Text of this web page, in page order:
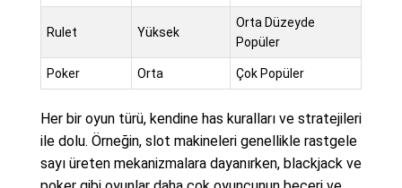
Rulet Yüksek
Orta Düzeyde
Popüler
Poker Orta Çok Popüler
Her bir oyun türü, kendine has kuralları ve stratejileri
ile dolu. Örneğin, slot makineleri genellikle rastgele
sayı üreten mekanizmalara dayanırken, blackjack ve